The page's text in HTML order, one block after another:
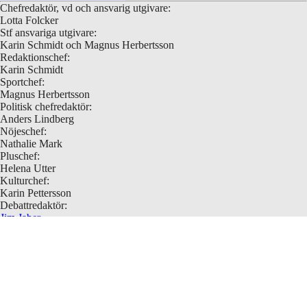
"Konträr Julshow" av och med Janna Granström, Nils Närman
Svensson, André Nilsson Hermele och Jenny Möller Jensen på
Konträr "An other Nobel Prize Dinner" av Milo Rau, Servane Dècle,
Anna Kölén, Freja Hallberg och Jamie Man (musik, cembalo),
Konträr Gränslandet Symfonisk fest på Nationalmuseum,
symfoniorkestern under ledning av Christian Karlsen
Chefredaktör, vd och ansvarig utgivare:
Lotta Folcker
Stf ansvariga utgivare:
Karin Schmidt och Magnus Herbertsson
Redaktionschef:
Karin Schmidt
Sportchef:
Magnus Herbertsson
Politisk chefredaktör:
Anders Lindberg
Nöjeschef:
Nathalie Mark
Pluschef:
Helena Utter
Kulturchef:
Karin Pettersson
Debattredaktör:
Jim Jaber